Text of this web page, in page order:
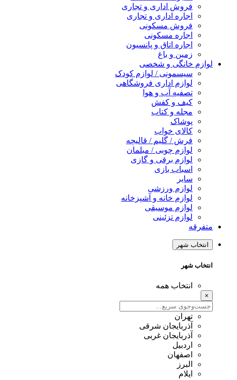
فروش اداری و تجاری
اجاره اداری و تجاری
فروش مسکونی
اجاره مسکونی
اجاره اتاق و پانسیون
زمین و باغ
لوازم خانگی و شخصی
سیسمونی / لوازم کودک
لوازم اداری فروشگاهی
تصفیه آب و هوا
کیف و کفش
مجله و کتاب
پوشاک
کالای خواب
فرش / گلیم / قالیچه
لوازم چوبی / مبلمان
لوازم برقی و گازی
اسباب بازی
سایر
لوازم ورزشی
لوازم خانه و آشپزخانه
لوازم موسیقی
لوازم تزئینی
متفرقه
انتخاب شهر
انتخاب شهر
انتخاب همه
×
تهران
آذربایجان شرقی
آذربایجان غربی
اردبیل
اصفهان
البرز
ایلام